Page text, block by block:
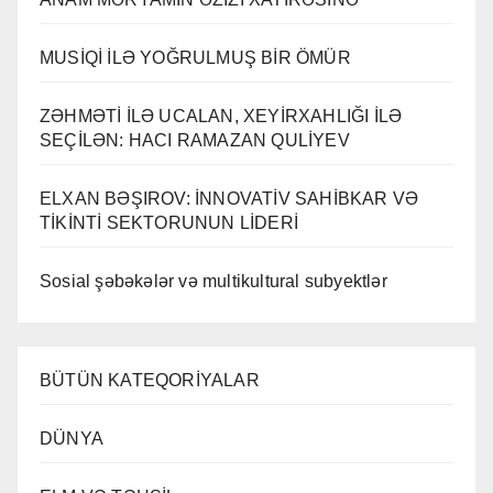
MUSİQİ İLƏ YOĞRULMUŞ BİR ÖMÜR
ZƏHMƏTİ İLƏ UCALAN, XEYİRXAHLIĞI İLƏ
SEÇİLƏN: HACI RAMAZAN QULİYEV
ELXAN BƏŞIROV: İNNOVATİV SAHİBKAR VƏ
TİKİNTİ SEKTORUNUN LİDERİ
Sosial şəbəkələr və multikultural subyektlər
BÜTÜN KATEQORİYALAR
DÜNYA